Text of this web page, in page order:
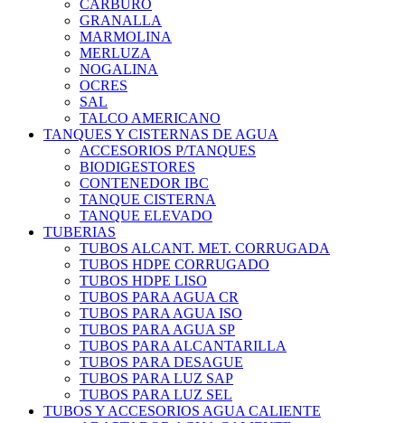
CARBURO
GRANALLA
MARMOLINA
MERLUZA
NOGALINA
OCRES
SAL
TALCO AMERICANO
TANQUES Y CISTERNAS DE AGUA
ACCESORIOS P/TANQUES
BIODIGESTORES
CONTENEDOR IBC
TANQUE CISTERNA
TANQUE ELEVADO
TUBERIAS
TUBOS ALCANT. MET. CORRUGADA
TUBOS HDPE CORRUGADO
TUBOS HDPE LISO
TUBOS PARA AGUA CR
TUBOS PARA AGUA ISO
TUBOS PARA AGUA SP
TUBOS PARA ALCANTARILLA
TUBOS PARA DESAGUE
TUBOS PARA LUZ SAP
TUBOS PARA LUZ SEL
TUBOS Y ACCESORIOS AGUA CALIENTE